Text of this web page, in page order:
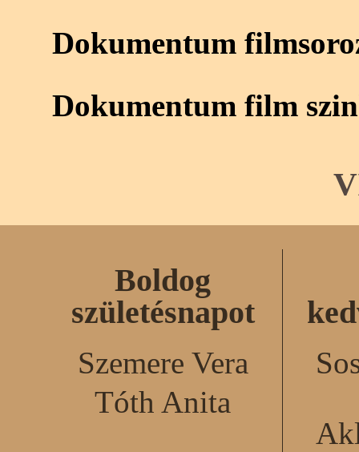
Dokumentum
Dokumentum film
Boldog
születésnapot
Szemere Vera
Tóth Anita